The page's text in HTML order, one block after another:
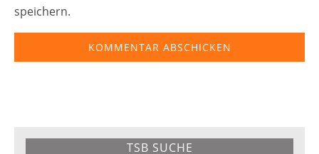
speichern.
TSB SUCHE